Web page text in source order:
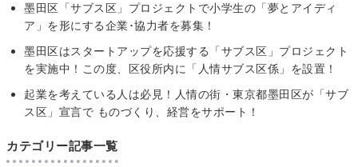
墨田区「サブス区」プロジェクトで小学生の「夢とアイディ
ア」を形にする企業･協力者を募集！
墨田区はスタートアップを応援する「サブス区」プロジェクト
を実施中！この度、区役所内に「人情サブス区係」を設置！
起業を考えている人は必見！人情の街・東京都墨田区が「サブ
ス区」宣言で ものづくり、経営をサポート！
カテゴリー記事一覧